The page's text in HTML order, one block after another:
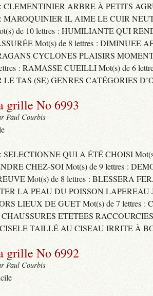
: CLEMENTINIER ARBRE À PETITS
: MAROQUINIER IL AIME LE CUIR
de 10 lettres : HUMILIANTE QUI
Mot(s) de 8 lettres : DIMINUEE
CYCLONES PLAISIRS
: RAMASSE CUEILLI Mot(s) de 6
LE TAS (SE) GENRES CATÉGORIES
grille No 6993
Paul Courbis
SELECTIONNE QUI A ÉTÉ CHOISI
CHEZ-SOI Mot(s) de 9 lettres :
Mot(s) de 8 lettres : BLESSERA
LA PEAU DU POISSON LAPEREAU
LIEUX DE GUET Mot(s) de 7 lettres :
ETETEES
CISELE TAILLÉ AU CISEAU IRRITE À
grille No 6992
Paul Courbis